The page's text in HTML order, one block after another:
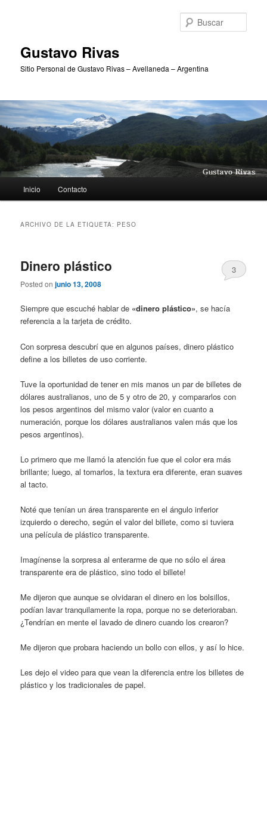
Gustavo Rivas
Sitio Personal de Gustavo Rivas – Avellaneda – Argentina
principal
Inicio Contacto
ARCHIVO DE LA ETIQUETA: PESO
Dinero plástico
Posted onjunio 13, 2008
3
Siempre que escuché hablar de «dinero plástico», se hacía
referencia a la tarjeta de crédito.
Con sorpresa descubrí que en algunos países, dinero plástico
define a los billetes de uso corriente.
Tuve la oportunidad de tener en mis manos un par de billetes de
dólares australianos, uno de 5 y otro de 20, y compararlos con
los pesos argentinos del mismo valor (valor en cuanto a
numeración, porque los dólares australianos valen más que los
pesos argentinos).
Lo primero que me llamó la atención fue que el color era más
brillante; luego, al tomarlos, la textura era diferente, eran suaves
al tacto.
Noté que tenían un área transparente en el ángulo inferior
izquierdo o derecho, según el valor del billete, como si tuviera
una película de plástico transparente.
Imagínense la sorpresa al enterarme de que no sólo el área
transparente era de plástico, sino todo el billete!
Me dijeron que aunque se olvidaran el dinero en los bolsillos,
podían lavar tranquilamente la ropa, porque no se deterioraban.
¿Tendrían en mente el lavado de dinero cuando los crearon?
Me dijeron que probara haciendo un bollo con ellos, y así lo hice.
Les dejo el video para que vean la diferencia entre los billetes de
plástico y los tradicionales de papel.